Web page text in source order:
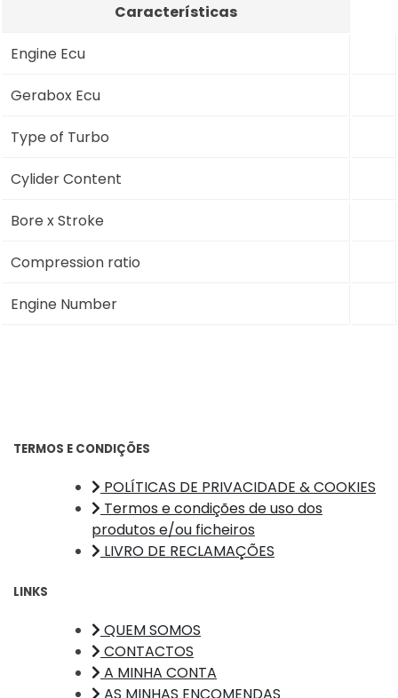
Características
Engine Ecu
Gerabox Ecu
Type of Turbo
Cylider Content
Bore x Stroke
Compression ratio
Engine Number
TERMOS E CONDIÇÕES
POLÍTICAS DE PRIVACIDADE & COOKIES
Termos e condições de uso dos
produtos e/ou ficheiros
LIVRO DE RECLAMAÇÕES
LINKS
QUEM SOMOS
CONTACTOS
A MINHA CONTA